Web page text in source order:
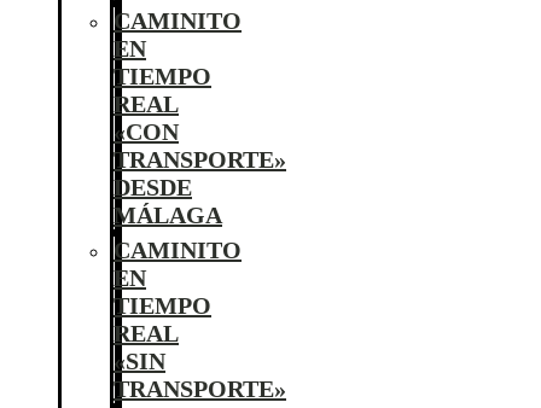
CAMINITO
EN
TIEMPO
REAL
«CON
TRANSPORTE»
DESDE
MÁLAGA
CAMINITO
EN
TIEMPO
REAL
«SIN
TRANSPORTE»